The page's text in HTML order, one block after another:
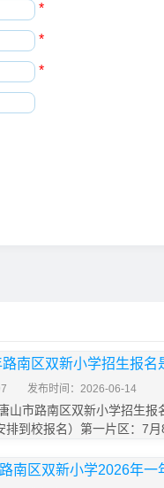
*
*
*
南区双新小学招生报名
发布时间：2026-06-14
山市路南区双新小学招生
排到校报名）第一片区：7
南区双新小学2026年一